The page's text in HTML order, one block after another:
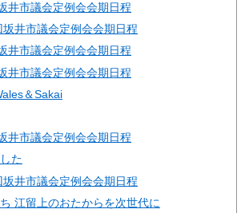
井市議会定例会会期日程
井市議会定例会会期日程
井市議会定例会会期日程
井市議会定例会会期日程
＆Sakai
井市議会定例会会期日程
た
井市議会定例会会期日程
江留上のおたからを次世代に